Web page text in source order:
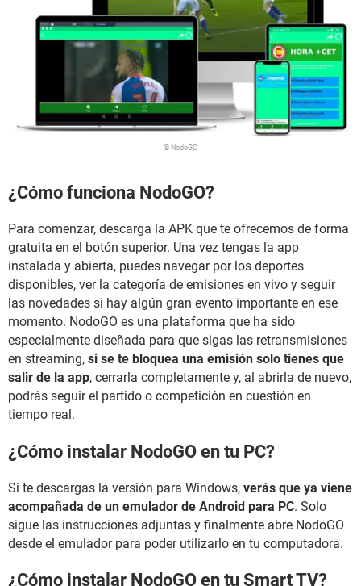
© NodoGO
¿Cómo funciona NodoGO?
Para comenzar, descarga la APK que te ofrecemos de forma
gratuita en el botón superior. Una vez tengas la app
instalada y abierta, puedes navegar por los deportes
disponibles, ver la categoría de emisiones en vivo y seguir
las novedades si hay algún gran evento importante en ese
momento. NodoGO es una plataforma que ha sido
especialmente diseñada para que sigas las retransmisiones
en streaming, si se te bloquea una emisión solo tienes que
salir de la app, cerrarla completamente y, al abrirla de nuevo,
podrás seguir el partido o competición en cuestión en
tiempo real.
¿Cómo instalar NodoGO en tu PC?
Si te descargas la versión para Windows, verás que ya viene
acompañada de un emulador de Android para PC. Solo
sigue las instrucciones adjuntas y finalmente abre NodoGO
desde el emulador para poder utilizarlo en tu computadora.
¿Cómo instalar NodoGO en tu Smart TV?